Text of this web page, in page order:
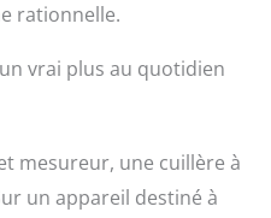
rationnelle.
vrai plus au quotidien
mesureur, une cuillère à
un appareil destiné à